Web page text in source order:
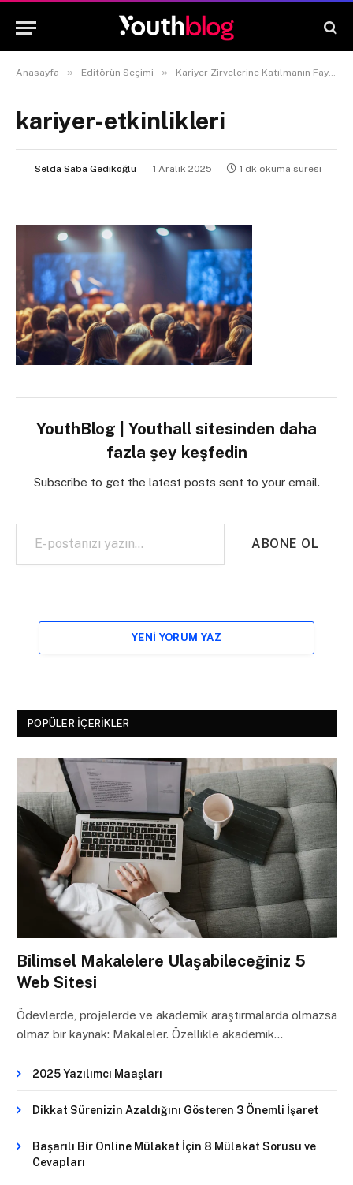
Anasayfa » Editörün Seçimi » Kariyer Zirvelerine Katılmanın Faydaları
kariyer-etkinlikleri
Selda Saba Gedikoğlu 1 Aralık 2025 1 dk okuma süresi
YouthBlog | Youthall sitesinden daha
fazla şey keşfedin
Subscribe to get the latest posts sent to your email.
E-postanızı yazın…
ABONE OL
YENI YORUM YAZ
POPÜLER İÇERIKLER
Bilimsel Makalelere Ulaşabileceğiniz 5
Web Sitesi
Ödevlerde, projelerde ve akademik araştırmalarda olmazsa
olmaz bir kaynak: Makaleler. Özellikle akademik…
2025 Yazılımcı Maaşları
Dikkat Sürenizin Azaldığını Gösteren 3 Önemli İşaret
Başarılı Bir Online Mülakat İçin 8 Mülakat Sorusu ve
Cevapları